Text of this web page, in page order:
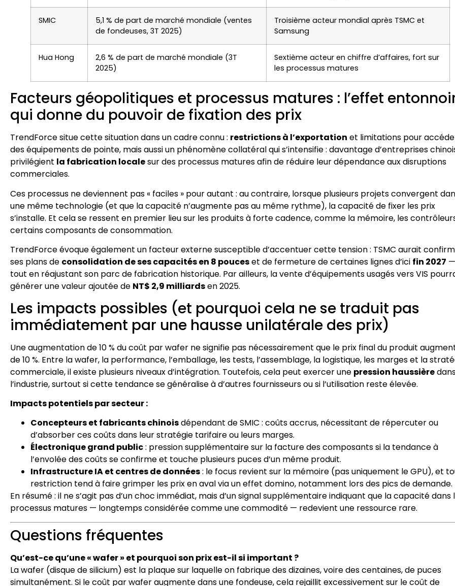
SMIC
5,1 % de part de marché mondiale (ventes
de fondeuses, 3T 2025)
Troisième acteur mondial après TSMC et
Samsung
Hua Hong
2,6 % de part de marché mondiale (3T
2025)
Sextième acteur en chiffre d’affaires, fort sur
les processus matures
Facteurs géopolitiques et processus matures : l’effet
qui donne du pouvoir de fixation des prix
TrendForce situe cette situation dans un cadre connu : restrictions à l’exportation et limitations pour
des équipements de pointe, mais aussi un phénomène collatéral qui s’intensifie : davantage d’entreprises
privilégient la fabrication localesur des processus matures afin de réduire leur dépendance aux disruptions
commerciales.
Ces processus ne deviennent pas « faciles » pour autant : au contraire, lorsque plusieurs projets convergent
une même technologie (et que la capacité n’augmente pas au même rythme), la capacité de fixer les prix
s’installe. Et cela se ressent en premier lieu sur les produits à forte cadence, comme la mémoire, les
certains composants de consommation.
TrendForce évoque également un facteur externe susceptible d’accentuer cette tension : TSMC aurait
ses plans de consolidation de ses capacités en 8 pouceset de fermeture de certaines lignes d’ici fin 2027 —
tout en réajustant son parc de fabrication historique. Par ailleurs, la vente d’équipements usagés vers VIS
générer une valeur ajoutée de NT$ 2,9 milliardsen 2025.
Les impacts possibles (et pourquoi cela ne se traduit pas
immédiatement par une hausse unilatérale des prix)
Une augmentation de 10 % du coût par wafer ne signifie pas nécessairement que le prix final du produit
de 10 %. Entre la wafer, la performance, l’emballage, les tests, l’assemblage, la logistique, les marges et la
commerciale, il existe plusieurs niveaux d’intégration. Toutefois, cela peut exercer une pression haussière
l’industrie, surtout si cette tendance se généralise à d’autres fournisseurs ou si l’utilisation reste élevée.
Impacts potentiels par secteur :
Concepteurs et fabricants chinoisdépendant de SMIC : coûts accrus, nécessitant de répercuter ou
d’absorber ces coûts dans leur stratégie tarifaire ou leurs marges.
Électronique grand public: pression supplémentaire sur la facture des composants si la tendance à
l’envolée des coûts se confirme et touche plusieurs puces d’un même produit.
Infrastructure IA et centres de données: le focus revient sur la mémoire (pas uniquement le GPU), et
restriction tend à faire grimper les prix en aval via un effet domino, notamment lors des pics de demande.
En résumé : il ne s’agit pas d’un choc immédiat, mais d’un signal supplémentaire indiquant que la capacité dans
processus matures — longtemps considérée comme une commodité — redevient une ressource rare.
Questions fréquentes
Qu’est-ce qu’une « wafer » et pourquoi son prix est-il si important ?
La wafer (disque de silicium) est la plaque sur laquelle on fabrique des dizaines, voire des centaines, de puces
simultanément. Si le coût par wafer augmente dans une fondeuse, cela rejaillit excessivement sur le coût de